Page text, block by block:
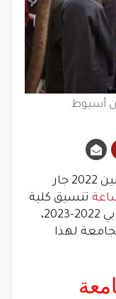
أسيوط
تنسيق كلية الإعلام جامعة الأزهر بنين 2022 جار
تنسيق كلية
الإعلام جامعة الأزهر بنين علمي وأدبي 2022-2023،
لهذا